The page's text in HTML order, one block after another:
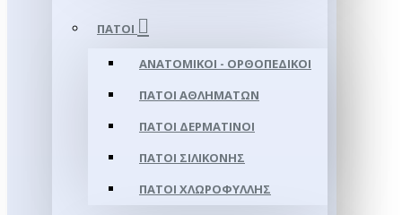
ΠΆΤΟΙ
ΑΝΑΤΟΜΙΚΟΊ - ΟΡΘΟΠΕΔΙΚΟΊ
ΠΆΤΟΙ ΑΘΛΗΜΆΤΩΝ
ΠΆΤΟΙ ΔΕΡΜΆΤΙΝΟΙ
ΠΆΤΟΙ ΣΙΛΙΚΌΝΗΣ
ΠΆΤΟΙ ΧΛΩΡΟΦΎΛΛΗΣ